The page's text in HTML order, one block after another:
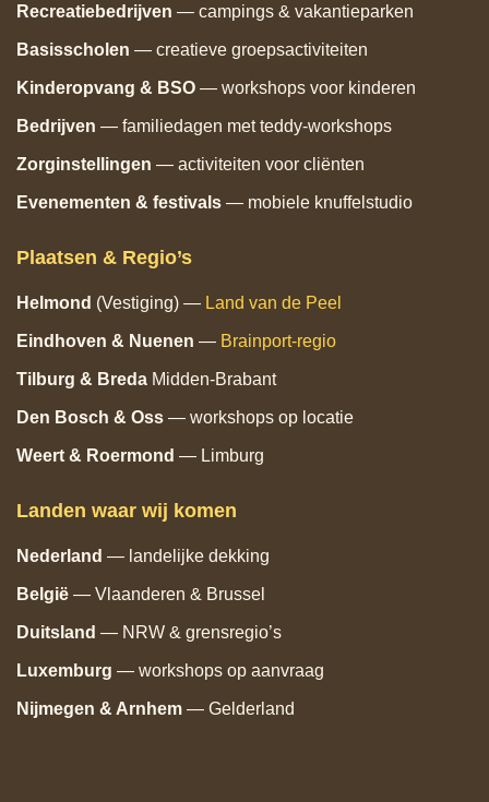
Recreatiebedrijven — campings & vakantieparken
Basisscholen — creatieve groepsactiviteiten
Kinderopvang & BSO — workshops voor kinderen
Bedrijven — familiedagen met teddy‑workshops
Zorginstellingen — activiteiten voor cliënten
Evenementen & festivals — mobiele knuffelstudio
Plaatsen & Regio’s
Helmond (Vestiging) — Land van de Peel
Eindhoven & Nuenen — Brainport‑regio
Tilburg & Breda Midden‑Brabant
Den Bosch & Oss — workshops op locatie
Weert & Roermond — Limburg
Landen waar wij komen
Nederland — landelijke dekking
België — Vlaanderen & Brussel
Duitsland — NRW & grensregio’s
Luxemburg — workshops op aanvraag
Nijmegen & Arnhem — Gelderland